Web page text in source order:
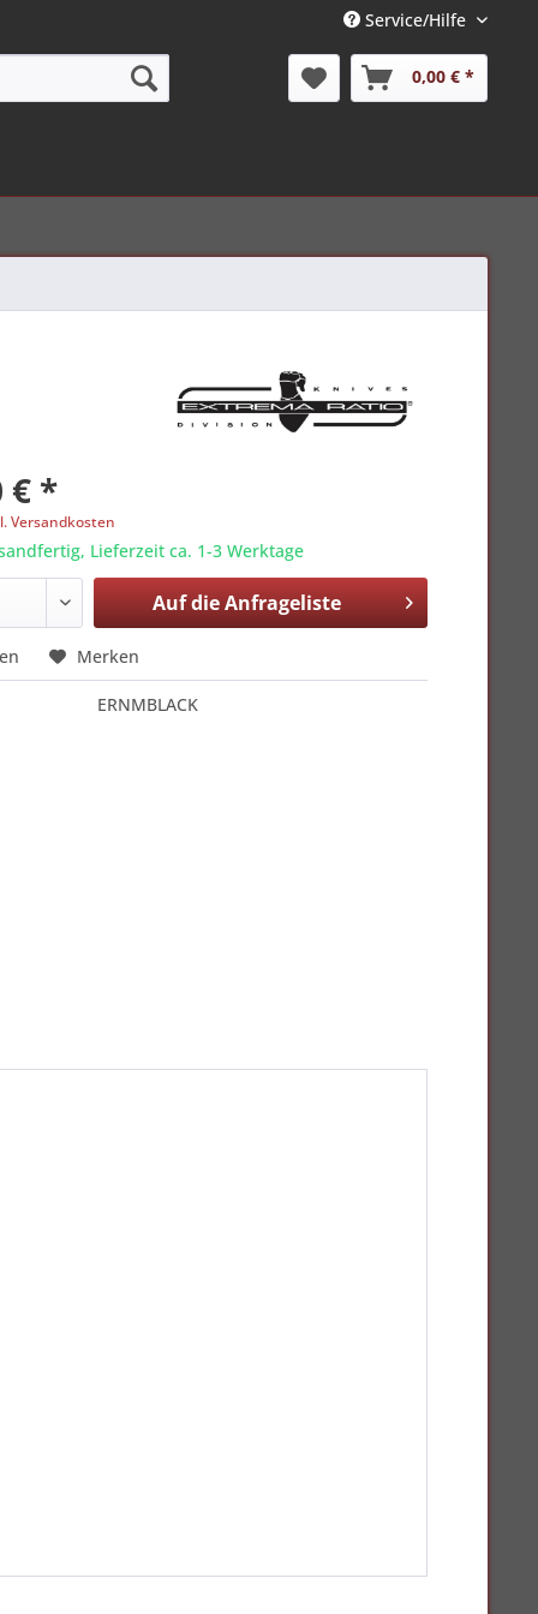
Service/Hilfe
0,00 € *
€ *
Versandkosten
Lieferzeit ca. 1-3 Werktage
Auf dieAnfrageliste
Merken
ERNMBLACK